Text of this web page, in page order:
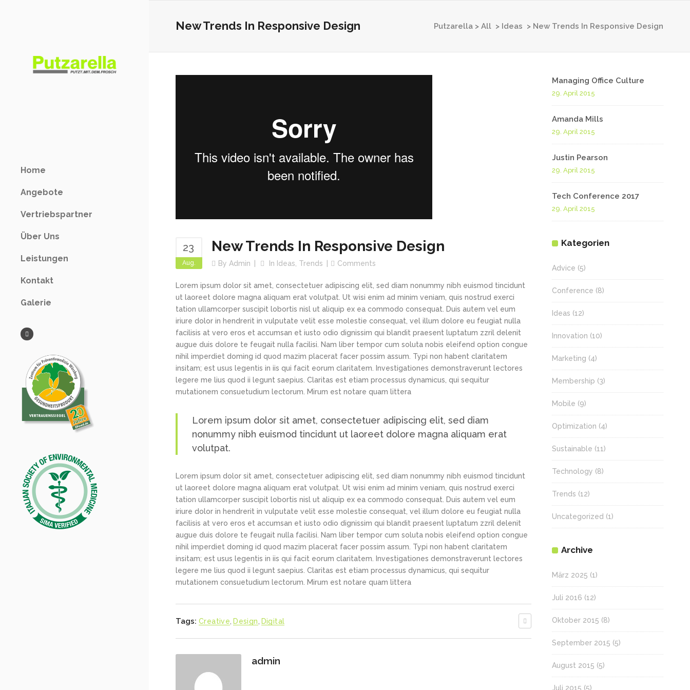
Home
Angebote
Vertriebspartner
Über Uns
Leistungen
Kontakt
Galerie
New Trends In Responsive Design Putzarella > All > Ideas > New Trends In Responsive Design
23
Aug.
New Trends In Responsive Design
By Admin In Ideas Trends Comments
Lorem ipsum dolor sit amet, consectetuer adipiscing elit, sed diam nonummy nibh euismod tincidunt
ut laoreet dolore magna aliquam erat volutpat. Ut wisi enim ad minim veniam, quis nostrud exerci
tation ullamcorper suscipit lobortis nisl ut aliquip ex ea commodo consequat. Duis autem vel eum
iriure dolor in hendrerit in vulputate velit esse molestie consequat, vel illum dolore eu feugiat nulla
facilisis at vero eros et accumsan et iusto odio dignissim qui blandit praesent luptatum zzril delenit
augue duis dolore te feugait nulla facilisi. Nam liber tempor cum soluta nobis eleifend option congue
nihil imperdiet doming id quod mazim placerat facer possim assum. Typi non habent claritatem
insitam; est usus legentis in iis qui facit eorum claritatem. Investigationes demonstraverunt lectores
legere me lius quod ii legunt saepius. Claritas est etiam processus dynamicus, qui sequitur
mutationem consuetudium lectorum. Mirum est notare quam littera
Lorem ipsum dolor sit amet, consectetuer adipiscing elit, sed diam
nonummy nibh euismod tincidunt ut laoreet dolore magna aliquam erat
volutpat.
Lorem ipsum dolor sit amet, consectetuer adipiscing elit, sed diam nonummy nibh euismod tincidunt
ut laoreet dolore magna aliquam erat volutpat. Ut wisi enim ad minim veniam, quis nostrud exerci
tation ullamcorper suscipit lobortis nisl ut aliquip ex ea commodo consequat. Duis autem vel eum
iriure dolor in hendrerit in vulputate velit esse molestie consequat, vel illum dolore eu feugiat nulla
facilisis at vero eros et accumsan et iusto odio dignissim qui blandit praesent luptatum zzril delenit
augue duis dolore te feugait nulla facilisi. Nam liber tempor cum soluta nobis eleifend option congue
nihil imperdiet doming id quod mazim placerat facer possim assum. Typi non habent claritatem
insitam; est usus legentis in iis qui facit eorum claritatem. Investigationes demonstraverunt lectores
legere me lius quod ii legunt saepius. Claritas est etiam processus dynamicus, qui sequitur
mutationem consuetudium lectorum. Mirum est notare quam littera
Tags: Creative Design Digital
admin
Managing Office Culture
29. April 2015
Amanda Mills
29. April 2015
Justin Pearson
29. April 2015
Tech Conference 2017
29. April 2015
Kategorien
Advice (5)
Conference (8)
Ideas (12)
Innovation (10)
Marketing (4)
Membership (3)
Mobile (9)
Optimization (4)
Sustainable (11)
Technology (8)
Trends (12)
Uncategorized (1)
Archive
März 2025 (1)
Juli 2016 (12)
Oktober 2015 (8)
September 2015 (5)
August 2015 (5)
Juli 2015 (5)